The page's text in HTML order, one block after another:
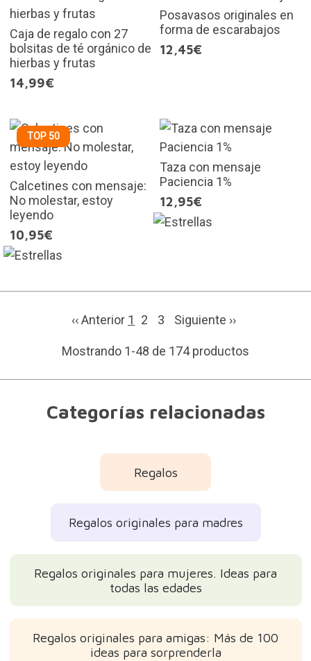
Caja de regalo con 27
bolsitas de té orgánico de
hierbas y frutas
14,99€
Posavasos originales en
forma de escarabajos
12,45€
TOP 50
Calcetines con mensaje:
No molestar, estoy
leyendo
10,95€
Taza con mensaje
Paciencia 1%
12,95€
‹‹ Anterior 1 2 3 Siguiente ››
Mostrando 1-48 de 174 productos
Categorías relacionadas
Regalos
Regalos originales para madres
Regalos originales para mujeres. Ideas para
todas las edades
Regalos originales para amigas: Más de 100
ideas para sorprenderla